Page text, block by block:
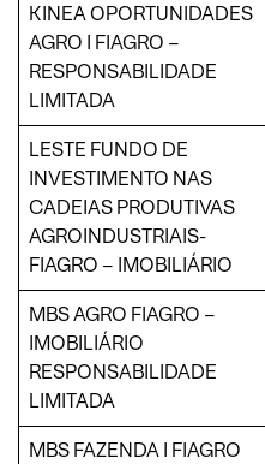
KINEA OPORTUNIDADES
AGRO I FIAGRO –
RESPONSABILIDADE
LIMITADA
LESTE FUNDO DE
INVESTIMENTO NAS
CADEIAS PRODUTIVAS
AGROINDUSTRIAIS-
FIAGRO – IMOBILIÁRIO
MBS AGRO FIAGRO –
IMOBILIÁRIO
RESPONSABILIDADE
LIMITADA
MBS FAZENDA I FIAGRO